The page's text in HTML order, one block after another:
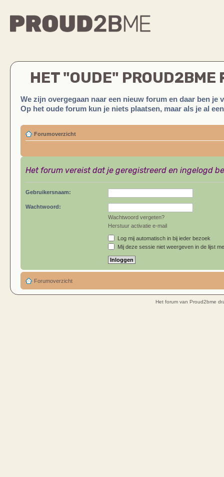
HET "OUDE" PROUD2BME
We zijn overgegaan naar een nieuw forum en daar ben je
Op het oude forum kun je niets plaatsen, maar als je al
Forumoverzicht
Het forum vereist dat je geregistreerd en ingelogd
Gebruikersnaam:
Wachtwoord:
Wachtwoord vergeten?
Herstuur activatie e-mail
Log mij automatisch in bij ieder bezoek
Mij deze sessie niet weergeven in de lijst
Forumoverzicht
Het forum van Proud2bme